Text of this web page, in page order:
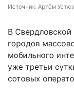
Источник: Артём
В Свердловской
городов
мобильного
уже третьи
сотовых